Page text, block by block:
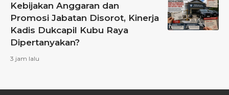
Kebijakan Anggaran dan
Promosi Jabatan Disorot, Kinerja
Kadis Dukcapil Kubu Raya
Dipertanyakan?
3 jam lalu